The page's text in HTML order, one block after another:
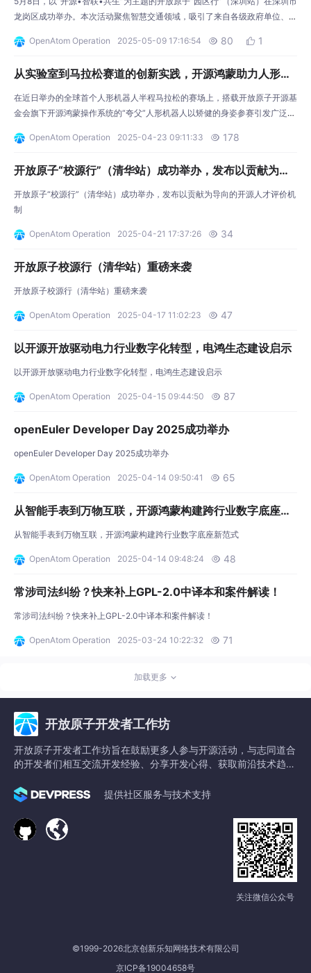
龙岗区成功举办。本次活动聚焦智慧交通领域，吸引了来自各级政府单位、产
堂，共同探讨开源技术与产业场景的深度融合，打通开源技术从研发到落地的
产业处相关同志、广东省工业和信息化厅一级调研员王
OpenAtom Operation 2025-05-09 17:16:54  80  1
从实验室到马拉松赛道的创新实践，开源鸿蒙助力人形机
器人产业发展
在近日举办的全球首个人形机器人半程马拉松的赛场上，搭载开放原子开源基
金会旗下开源鸿蒙操作系统的“夸父”人形机器人以矫健的身姿参赛引发广泛关
器人技术有限公司（简称“乐聚”）联合打造的创新产品，不仅实现了国产人形
次创新实践。 “夸父”机器人：开源鸿蒙赋能下的创
OpenAtom Operation 2025-04-23 09:11:33  178
开放原子“校源行”（清华站）成功举办，发布以贡献为导
向的开源人才评价机制
开放原子“校源行”（清华站）成功举办，发布以贡献为导向的开源人才评价机
制
OpenAtom Operation 2025-04-21 17:37:26  34
开放原子校源行（清华站）重磅来袭
开放原子校源行（清华站）重磅来袭
OpenAtom Operation 2025-04-17 11:02:23  47
以开源开放驱动电力行业数字化转型，电鸿生态建设启示
以开源开放驱动电力行业数字化转型，电鸿生态建设启示
OpenAtom Operation 2025-04-15 09:44:50  87
openEuler Developer Day 2025成功举办
openEuler Developer Day 2025成功举办
OpenAtom Operation 2025-04-14 09:50:41  65
从智能手表到万物互联，开源鸿蒙构建跨行业数字底座新
范式
从智能手表到万物互联，开源鸿蒙构建跨行业数字底座新范式
OpenAtom Operation 2025-04-14 09:48:24  48
常涉司法纠纷？快来补上GPL-2.0中译本和案件解读！
常涉司法纠纷？快来补上GPL-2.0中译本和案件解读！
OpenAtom Operation 2025-03-24 10:22:32  71
加载更多
开放原子开发者工作坊
开放原子开发者工作坊旨在鼓励更多人参与开源活动，与志同道合
的开发者们相互交流开发经验、分享开发心得、获取前沿技术趋
打技术交流，干货满满，真诚地邀请各位开发者共同参与！
提供社区服务与技术支持
关注微信公众号
©1999-2026北京创新乐知网络技术有限公司
京ICP备19004658号